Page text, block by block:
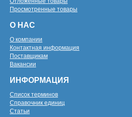
Просмотренные товары
О НАС
О компании
Контактная информация
Поставщикам
Вакансии
ИНФОРМАЦИЯ
Список терминов
Справочник единиц
Статьи